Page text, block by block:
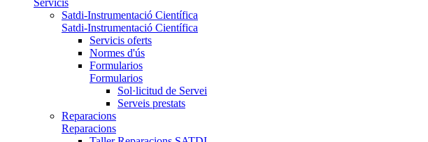
Satdi-Instrumentació Científica
Satdi-Instrumentació Científica
Servicis oferts
Normes d'ús
Formularios
Formularios
Sol·licitud de Servei
Serveis prestats
Reparacions
Reparacions